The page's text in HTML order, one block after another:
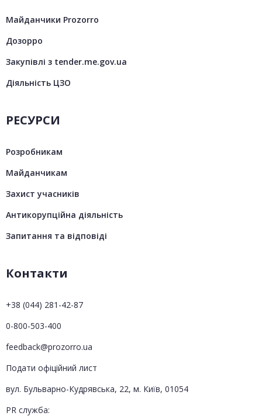
Майданчики Prozorro
Дозорро
Закупівлі з tender.me.gov.ua
Діяльність ЦЗО
РЕСУРСИ
Розробникам
Майданчикам
Захист учасників
Антикорупційна діяльність
Запитання та відповіді
Контакти
+38 (044) 281-42-87
0-800-503-400
feedback@prozorro.ua
Подати офіційний лист
вул. Бульварно-Кудрявська, 22, м. Київ, 01054
PR служба: